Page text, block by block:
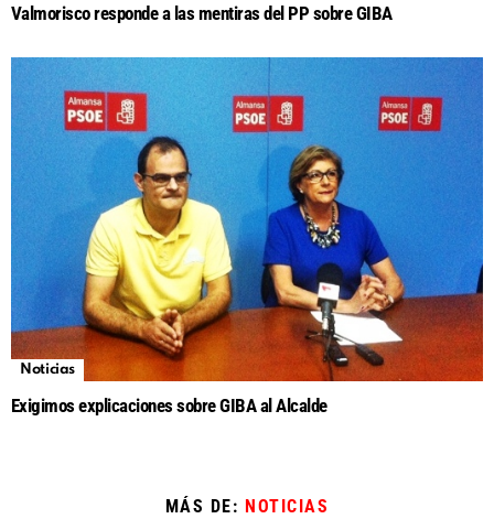
Valmorisco responde a las mentiras del PP sobre GIBA
Noticias
Exigimos explicaciones sobre GIBA al Alcalde
MÁS DE: NOTICIAS